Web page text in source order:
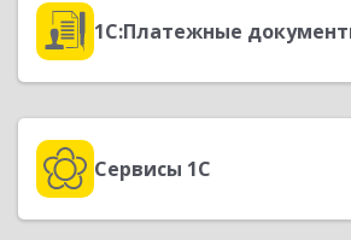
1С:Платежные
Сервисы 1С